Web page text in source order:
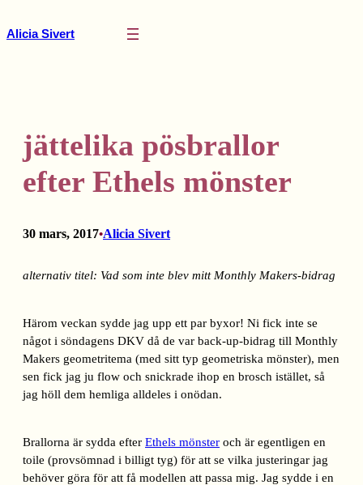
till
Alicia Sivert
jättelika pösbrallor
efter Ethels mönster
30 mars, 2017•Alicia Sivert
alternativ titel: Vad som inte blev mitt Monthly Makers-bidrag
Härom veckan sydde jag upp ett par byxor! Ni fick inte se
något i söndagens DKV då de var back-up-bidrag till Monthly
Makers geometritema (med sitt typ geometriska mönster), men
sen fick jag ju flow och snickrade ihop en brosch istället, så
jag höll dem hemliga alldeles i onödan.
Brallorna är sydda efter Ethels mönster och är egentligen en
toile (provsömnad i billigt tyg) för att se vilka justeringar jag
behöver göra för att få modellen att passa mig. Jag sydde i en